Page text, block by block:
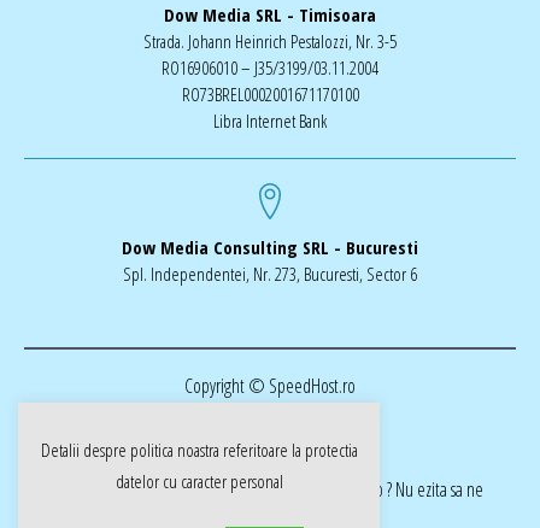
Dow Media SRL - Timisoara
Strada. Johann Heinrich Pestalozzi, Nr. 3-5
RO16906010 – J35/3199/03.11.2004
RO73BREL0002001671170100
Libra Internet Bank
Dow Media Consulting SRL - Bucuresti
Spl. Independentei, Nr. 273, Bucuresti, Sector 6
Copyright © SpeedHost.ro
realizat de Dow Media | ai nevoie de o pagina web ? Nu ezita sa ne
Detalii despre politica noastra referitoare la protectia
datelor cu caracter personal